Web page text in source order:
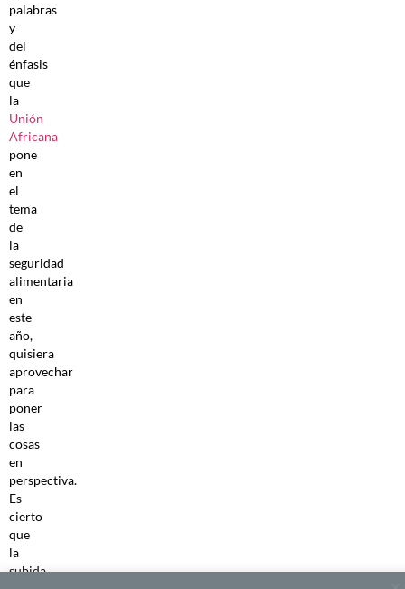
palabras
y
del
énfasis
que
la
Unión
Africana
pone
en
el
tema
de
la
seguridad
alimentaria
en
este
año,
quisiera
aprovechar
para
poner
las
cosas
en
perspectiva.
Es
cierto
que
la
subida